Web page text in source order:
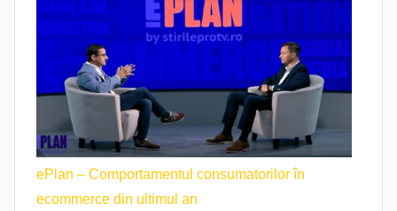
ePlan – Comportamentul consumatorilor în
ecommerce din ultimul an